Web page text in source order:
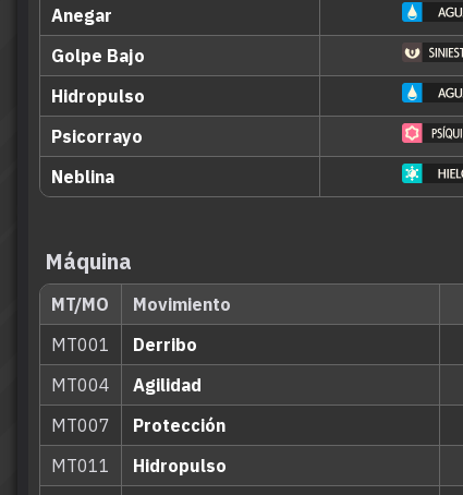
Anegar
Golpe Bajo
Hidropulso
Psicorrayo
Neblina
Máquina
MT/MO Movimiento
MT001
Derribo
MT004
Agilidad
MT007
Protección
MT011
Hidropulso